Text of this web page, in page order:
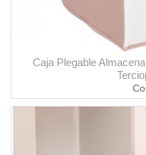
Caja Plegable